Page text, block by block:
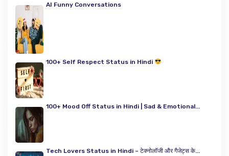
AI Funny Conversations
100+ Self Respect Status in Hindi
100+ Mood Off Status in Hindi | Sad & Emotional...
Tech Lovers Status in Hindi – टेक्नोलॉजी और गैजेट्स के...